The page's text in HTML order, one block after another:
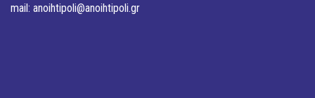
mail: anoihtipoli@anoihtipoli.gr